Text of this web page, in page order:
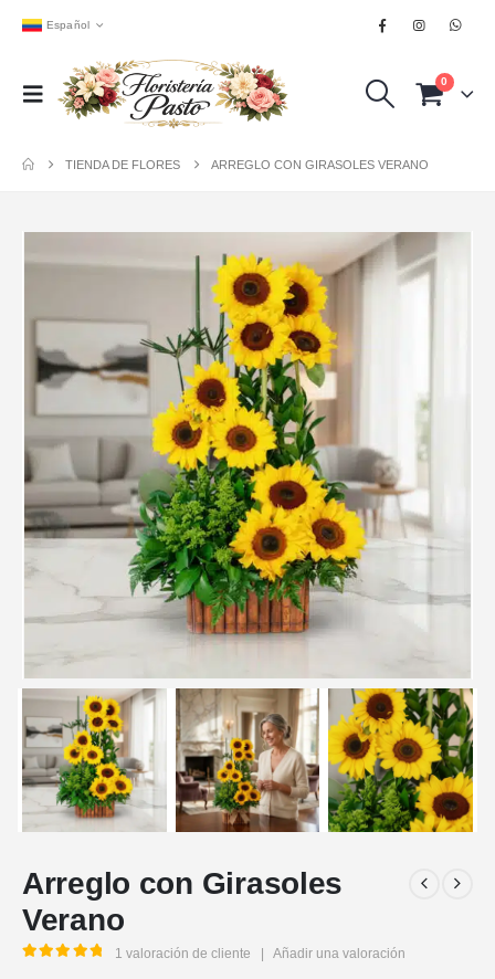
Español
0
TIENDA DE FLORES ARREGLO CON GIRASOLES VERANO
Arreglo con Girasoles
Verano
1 valoración de cliente | Añadir una valoración